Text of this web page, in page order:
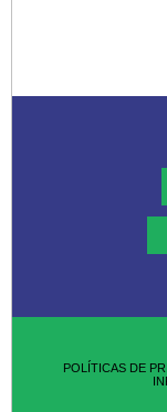
POLÍTICAS DE